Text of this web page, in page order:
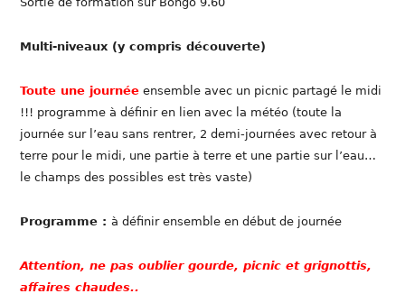
Multi-niveaux (y compris découverte)
Toute une journée ensemble avec un picnic partagé le midi
!!! programme à définir en lien avec la météo (toute la
journée sur l’eau sans rentrer, 2 demi-journées avec retour à
terre pour le midi, une partie à terre et une partie sur l’eau…
le champs des possibles est très vaste)
Programme :à définir ensemble en début de journée
Attention, ne pas oublier gourde, picnic et grignottis,
affaires chaudes..